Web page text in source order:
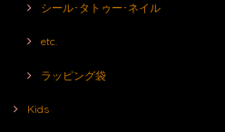
シール･タトゥー･ネイル
etc.
ラッピング袋
Kids